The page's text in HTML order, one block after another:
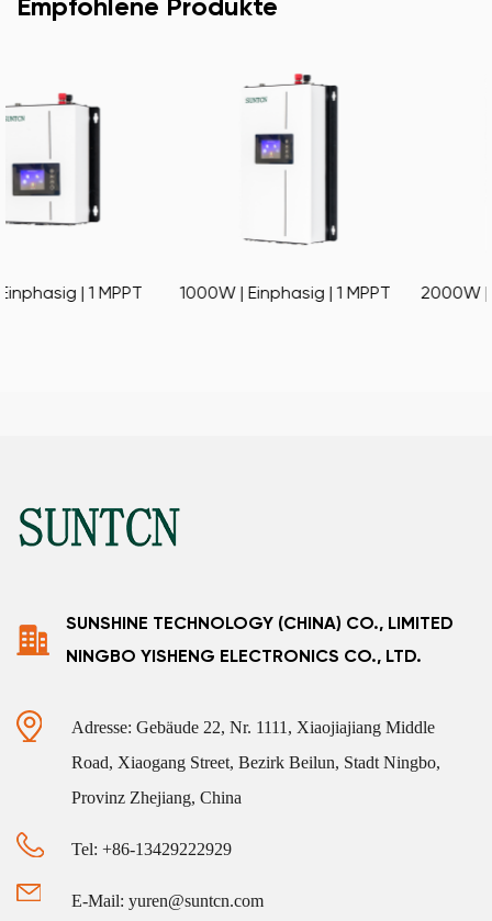
1000W | Einphasig | 1 MPPT 2000W | Einphasig | 1
SUNSHINE TECHNOLOGY (CHINA) CO., LIMITED
NINGBO YISHENG ELECTRONICS CO., LTD.
Adresse: Gebäude 22, Nr. 1111, Xiaojiajiang Middle
Road, Xiaogang Street, Bezirk Beilun, Stadt Ningbo,
Provinz Zhejiang, China
Tel: +86-13429222929
E-Mail: yuren@suntcn.com